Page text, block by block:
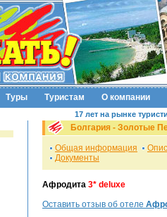
Туры Туристам О компании
17 лет на рынке
Болгария - Золотые
Общая информация
Документы
Афродита 3* deluxe
Оставить отзыв об отеле